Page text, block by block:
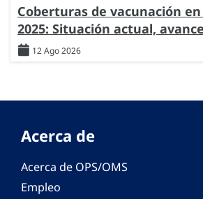
Coberturas de vacunación
2025: Situación actual,
12 Ago 2026
Acerca de
Acerca de OPS/OMS
Empleo